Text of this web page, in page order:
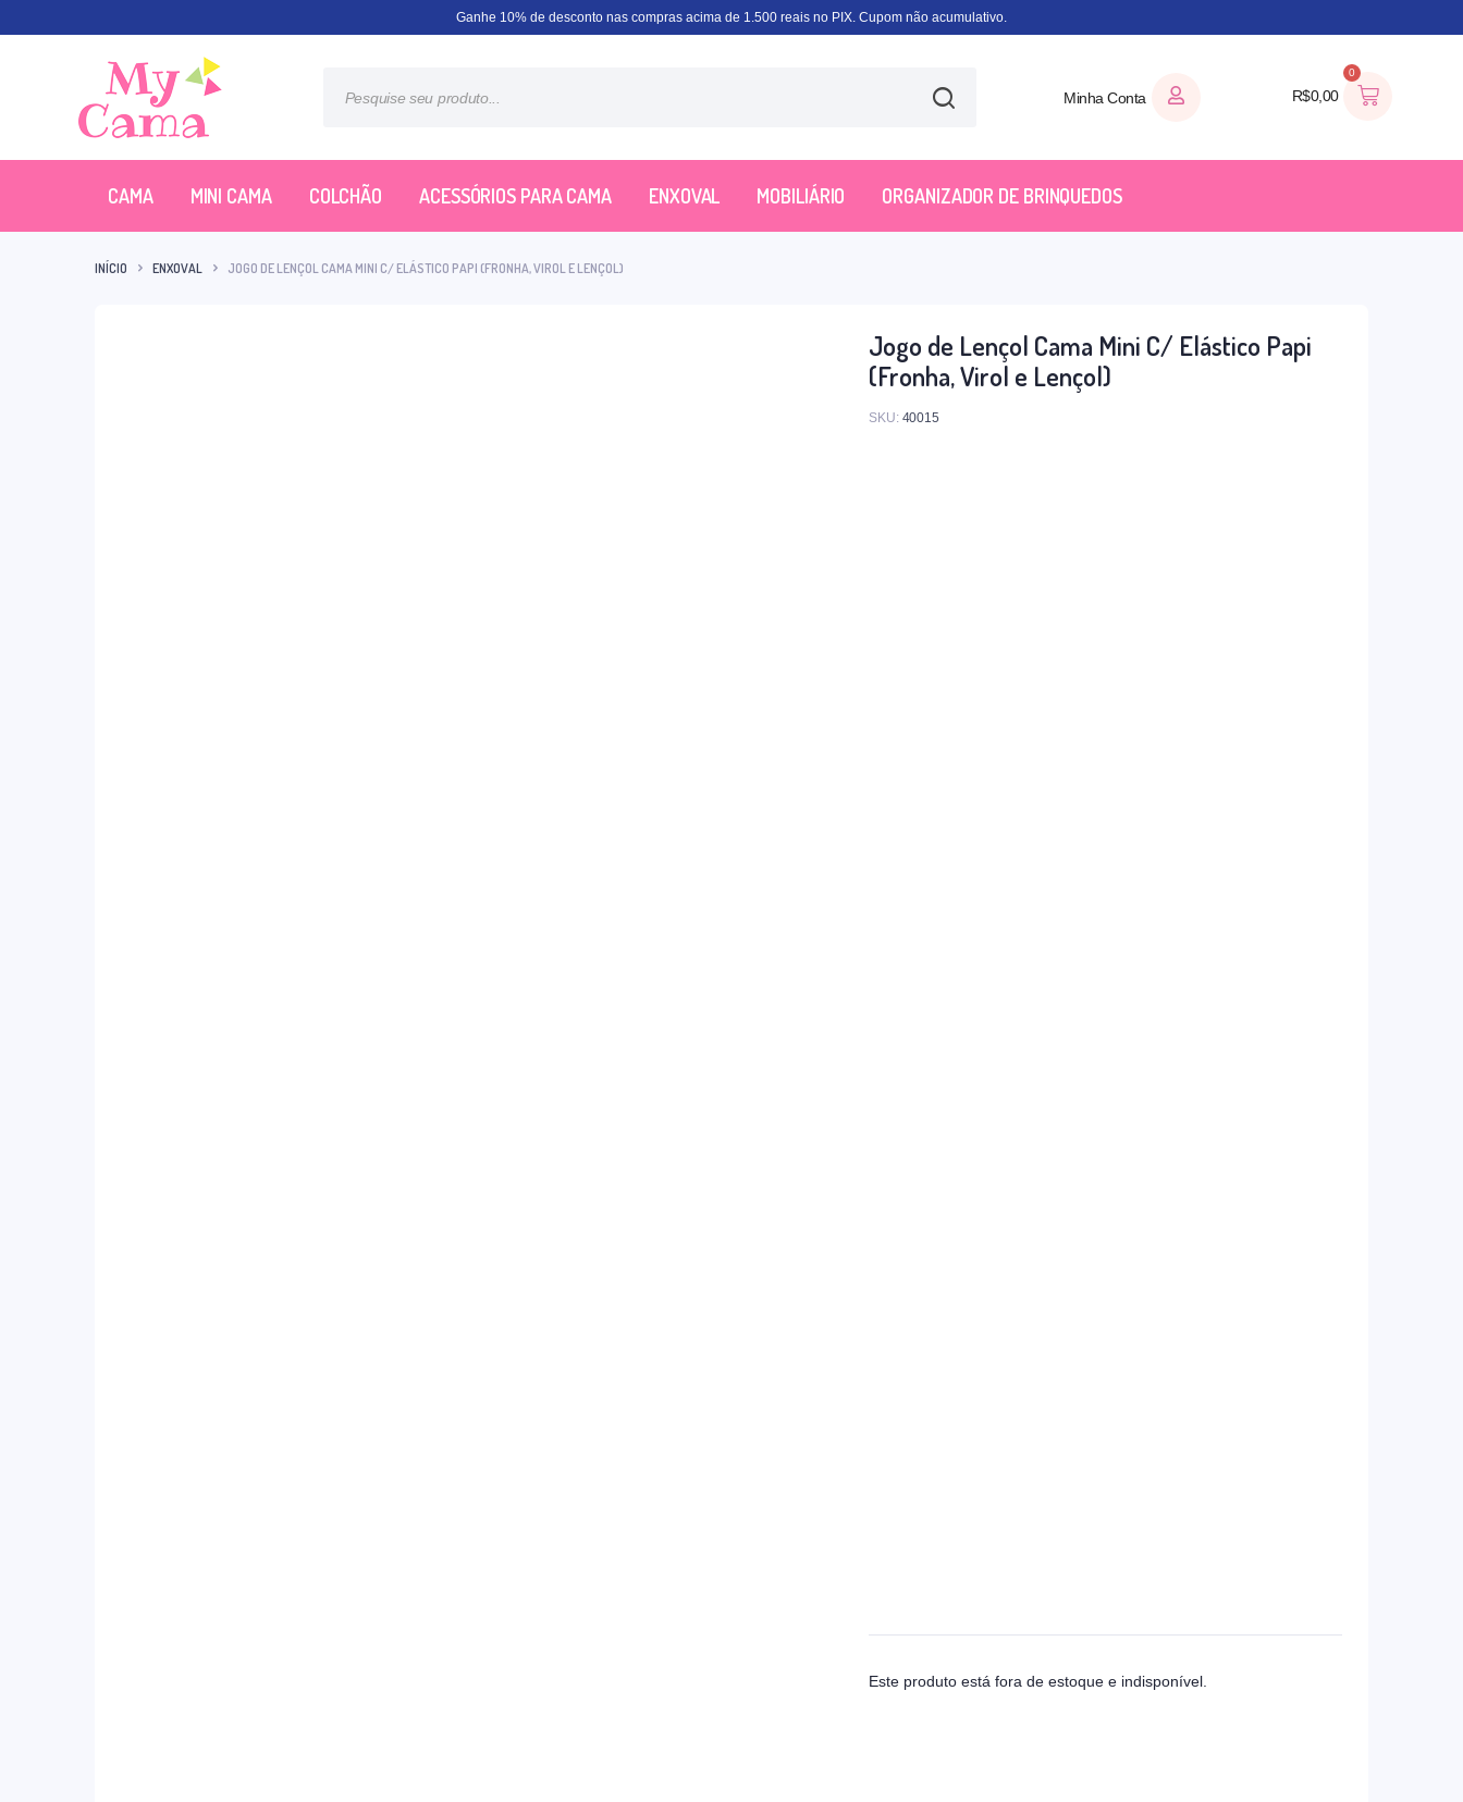
Ganhe 10% de desconto nas compras acima de 1.500 reais no PIX. Cupom não acumulativo.
Minha Conta R$0,00
0
CAMA MINI CAMA COLCHÃO ACESSÓRIOS PARA CAMA ENXOVAL MOBILIÁRIO ORGANIZADOR DE BRINQUEDOS
INÍCIO ENXOVAL JOGO DE LENÇOL CAMA MINI C/ ELÁSTICO PAPI (FRONHA, VIROL E LENÇOL)
Jogo de Lençol Cama Mini C/ Elástico Papi
(Fronha, Virol e Lençol)
SKU: 40015
Este produto está fora de estoque e indisponível.